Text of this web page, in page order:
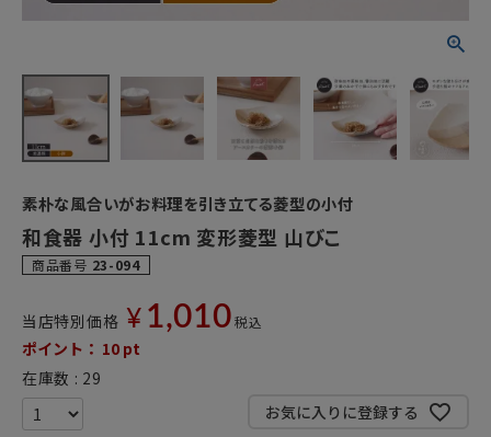
素朴な風合いがお料理を引き立てる菱型の小付
和食器 小付 11cm 変形菱型 山びこ
商品番号 23-094
当店特別価格 ¥ 1,010 税込
ポイント： 10 pt
在庫数
29
お気に入りに登録する